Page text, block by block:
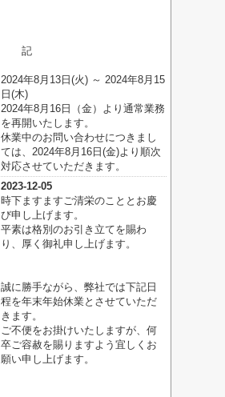
記
2024年8月13日 (火) ～ 2024年8月15
日 (木)
2024年8月16日（金）より通常業務
を再開いたします。
休業中のお問い合わせにつきまし
ては、 2024年8月16日 (金)より順次
対応させていただきます。
2023-12-05
時下ますますご清栄のこととお慶
び申し上げます。
平素は格別のお引き立てを賜わ
り、厚く御礼申し上げます。
誠に勝手ながら、弊社では下記日
程を年末年始休業とさせていただ
きます。
ご不便をお掛けいたしますが、何
卒ご容赦を賜りますよう宜しくお
願い申し上げます。